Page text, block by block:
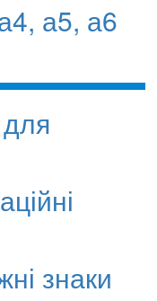
а5, а6
знаки